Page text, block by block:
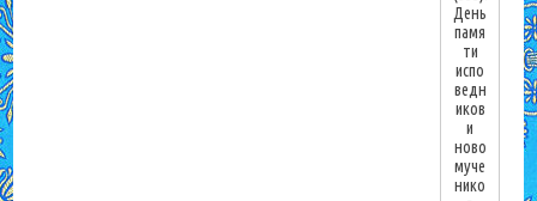
День
памя
ти
испо
ведн
иков
и
ново
муче
нико